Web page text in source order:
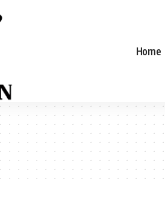
Home